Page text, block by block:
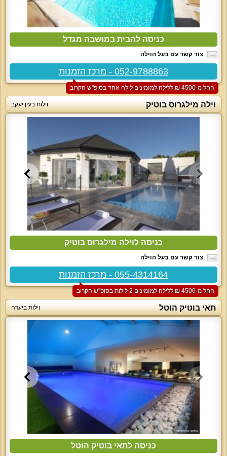
כניסה להבית במושבה מגדל
צור קשר עם בעל הוילה
052-9788863 - מרכז הזמנות
החל מ-‏4500 ₪ ללילה למזמינים לילה אחד בסופ"ש הקרוב
וילה מילגרוס בוטיק וילות בעין יעקב
כניסה לוילה מילגרוס בוטיק
צור קשר עם בעל הוילה
055-4314164 - מרכז הזמנות
החל מ-‏4500 ₪ ללילה למזמינים 2 לילות בסופ"ש הקרוב
תאי בוטיק הוטל וילות ביערה
כניסה לתאי בוטיק הוטל